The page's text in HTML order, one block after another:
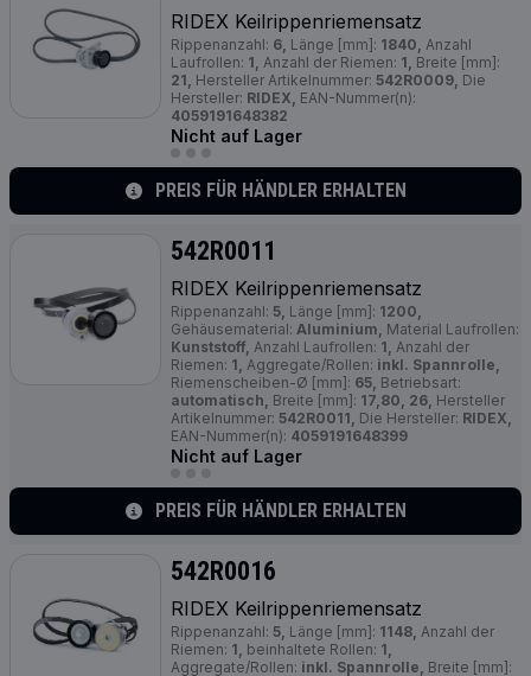
RIDEX Keilrippenriemensatz
Rippenanzahl: 6, Länge [mm]: 1840, Anzahl
Laufrollen: 1, Anzahl der Riemen: 1, Breite [mm]:
21, Hersteller Artikelnummer: 542R0009, Die
Hersteller: RIDEX, EAN-Nummer(n):
4059191648382
Nicht auf Lager
PREIS FÜR HÄNDLER ERHALTEN
542R0011
RIDEX Keilrippenriemensatz
Rippenanzahl: 5, Länge [mm]: 1200,
Gehäusematerial: Aluminium, Material Laufrollen:
Kunststoff, Anzahl Laufrollen: 1, Anzahl der
Riemen: 1, Aggregate/Rollen: inkl. Spannrolle,
Riemenscheiben-Ø [mm]: 65, Betriebsart:
automatisch, Breite [mm]: 17,80, 26, Hersteller
Artikelnummer: 542R0011, Die Hersteller: RIDEX,
EAN-Nummer(n): 4059191648399
Nicht auf Lager
PREIS FÜR HÄNDLER ERHALTEN
542R0016
RIDEX Keilrippenriemensatz
Rippenanzahl: 5, Länge [mm]: 1148, Anzahl der
Riemen: 1, beinhaltete Rollen: 1,
Aggregate/Rollen: inkl. Spannrolle, Breite [mm]: